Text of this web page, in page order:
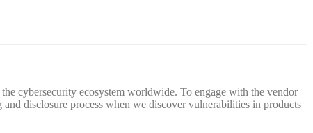
cybersecurity ecosystem worldwide. To engage with the vendor
disclosure process when we discover vulnerabilities in products